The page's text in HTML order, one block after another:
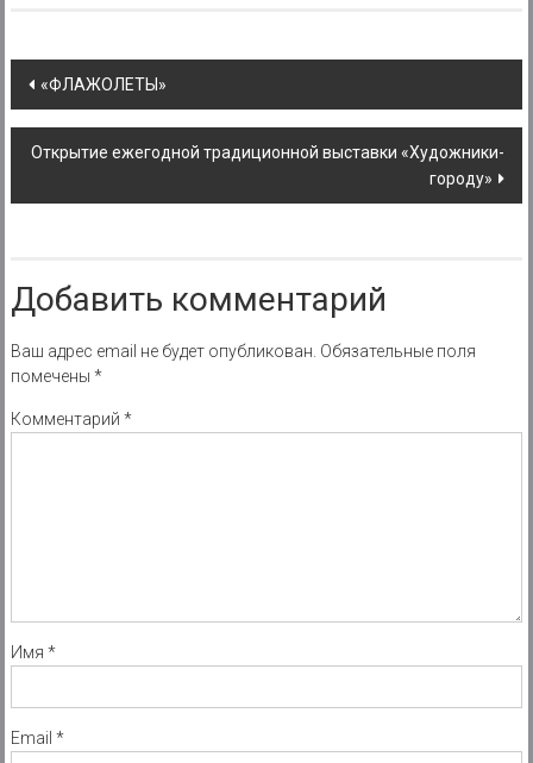
Post
navigation
«ФЛАЖОЛЕТЫ»
Открытие ежегодной традиционной выставки «Художники-
городу»
Добавить комментарий
Ваш адрес email не будет опубликован. Обязательные поля
помечены *
Комментарий *
Имя *
Email *